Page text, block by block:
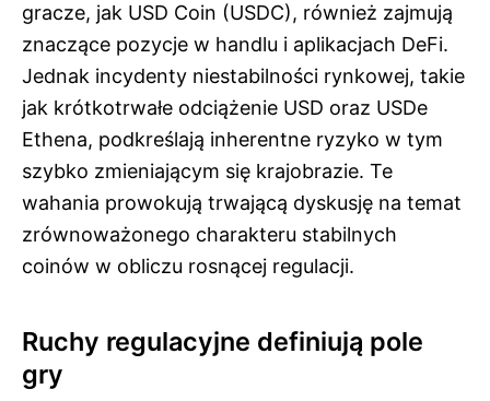
gracze, jak USD Coin (USDC), również zajmują
znaczące pozycje w handlu i aplikacjach DeFi.
Jednak incydenty niestabilności rynkowej, takie
jak krótkotrwałe odciążenie USD oraz USDe
Ethena, podkreślają inherentne ryzyko w tym
szybko zmieniającym się krajobrazie. Te
wahania prowokują trwającą dyskusję na temat
zrównoważonego charakteru stabilnych
coinów w obliczu rosnącej regulacji.
Ruchy regulacyjne definiują pole
gry